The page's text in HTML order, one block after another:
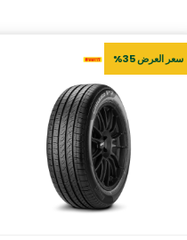
سعر العرض 35%